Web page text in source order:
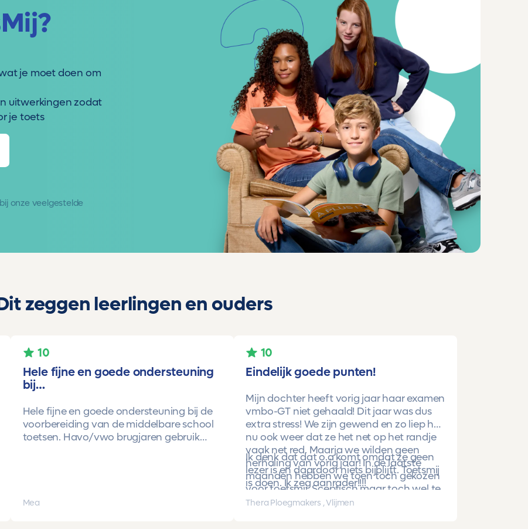
je moet doen om
uitwerkingen zodat
je toets
onze veelgestelde
zeggen leerlingen en ouders
10
Hele fijne en goede ondersteuning
bij…
Hele fijne en goede ondersteuning bij de
voorbereiding van de middelbare school
toetsen. Havo/vwo brugjaren gebruik
opgebouwd. Goede snelle communicatie
Mea
10
Eindelijk goede punten!
Mijn dochter heeft vorig jaar haar examen
vmbo-GT niet gehaald! Dit jaar was dus
extra stress! We zijn gewend en zo liep het
nu ook weer dat ze het net op het randje
vaak net red. Maarja we wilden geen
herhaling van vorig jaar! In de laatste
maanden hebben we toen toch gekozen
voor toetsmij. Sceptisch maar toch wel te
proberen. En nu is ze gewoon geslaagd
Ik denk dat dat o.a komt omdat ze geen
lezer is en daardoor niets bijblijft. Toetsmij
is doen. Ik zeg aanrader!!!!
Thera Ploegmakers , Vlijmen